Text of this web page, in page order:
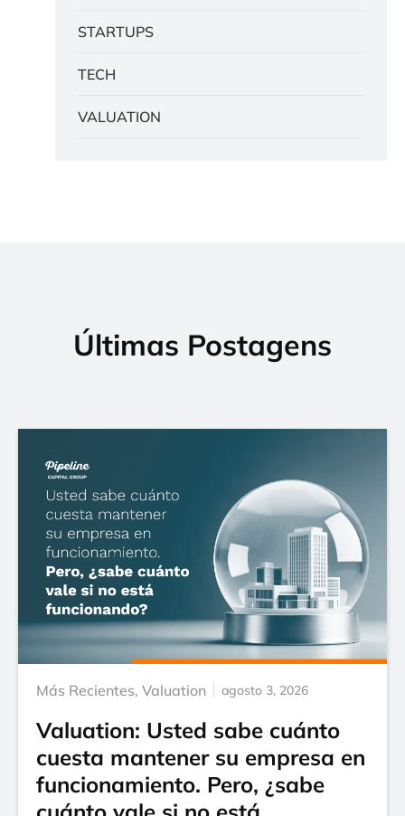
STARTUPS
TECH
VALUATION
Últimas Postagens
Más Recientes, Valuation agosto 3, 2026
Valuation: Usted sabe cuánto
cuesta mantener su empresa en
funcionamiento. Pero, ¿sabe